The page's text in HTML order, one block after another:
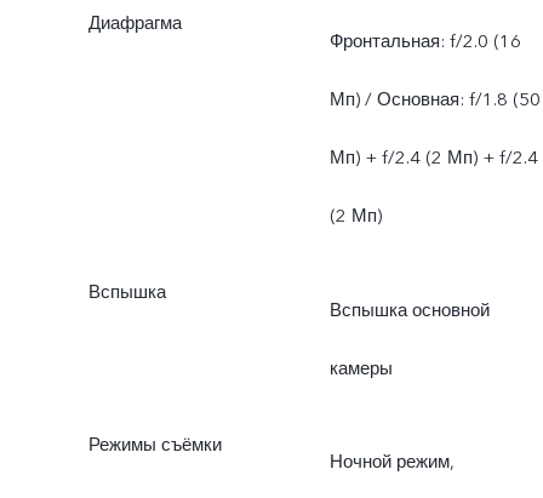
Диафрагма
Фронтальная: f/2.0 (16
Мп) / Основная: f/1.8 (50
Мп) + f/2.4 (2 Мп) + f/2.4
(2 Мп)
Вспышка
Вспышка основной
камеры
Режимы съёмки
Ночной режим,